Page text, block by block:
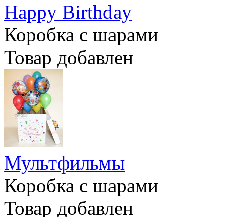
Happy Birthday
Коробка с шарами
Товар добавлен
Мультфильмы
Коробка с шарами
Товар добавлен